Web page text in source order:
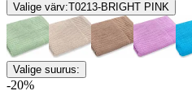
Valige värv:T0213-BRIGHT PINK
Valige suurus:
-20%